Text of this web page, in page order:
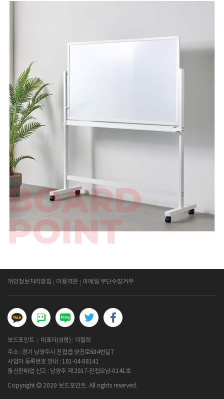
개인정보처리방침 이용약관 이메일 무단수집거부
보드포인트
대표자(성명) : 이철희
주소 : 경기 남양주시 진접읍 양진로684번길7
사업자 등록번호 안내 : 101-04-88141
통신판매업 신고 : 남양주 제 2017-진접오남-0141호
Copyright 2020 보드포인트. All rights reserved.